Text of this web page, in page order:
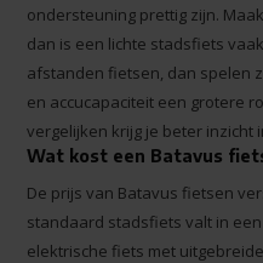
ondersteuning prettig zijn.
dan is een lichte stadsfiets
afstanden fietsen, dan spelen
en accucapaciteit een grotere
vergelijken krijg je beter inzicht
Wat kost een Batavus
De prijs van Batavus fietsen
standaard stadsfiets valt in
elektrische fiets met